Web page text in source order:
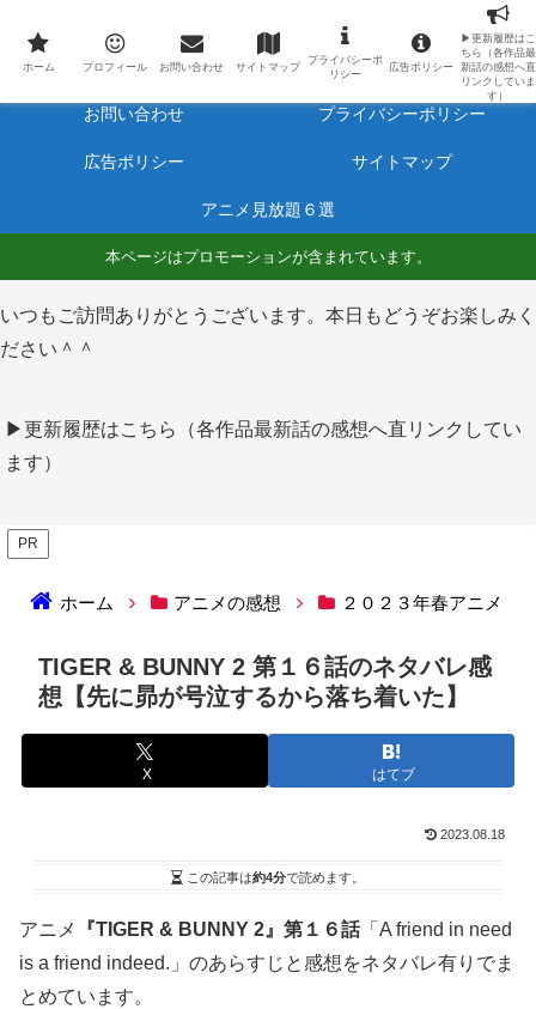
最新アニメのあらすじと感想をネタバレ有りで毎日更新しています。
ホーム プロフィール
お問い合わせ プライバシーポリシー
広告ポリシー サイトマップ
アニメ見放題６選
本ページはプロモーションが含まれています。
いつもご訪問ありがとうございます。本日もどうぞお楽しみく
ださい＾＾
▶更新履歴はこちら（各作品最新話の感想へ直リンクしてい
ます）
PR
ホーム アニメの感想 ２０２３年春アニメ
TIGER & BUNNY 2 第１６話のネタバレ感
想【先に昴が号泣するから落ち着いた】
X はてブ
2023.08.18
この記事は約4分で読めます。
アニメ 『TIGER & BUNNY 2』第１６話「A friend in need
is a friend indeed.」のあらすじと感想をネタバレ有りでま
とめています。
ホーム プロフィール お問い合わせ サイトマップ
プライバシーポ
リシー
広告ポリシー
▶更新履歴はこ
ちら（各作品最
新話の感想へ直
リンクしていま
す）